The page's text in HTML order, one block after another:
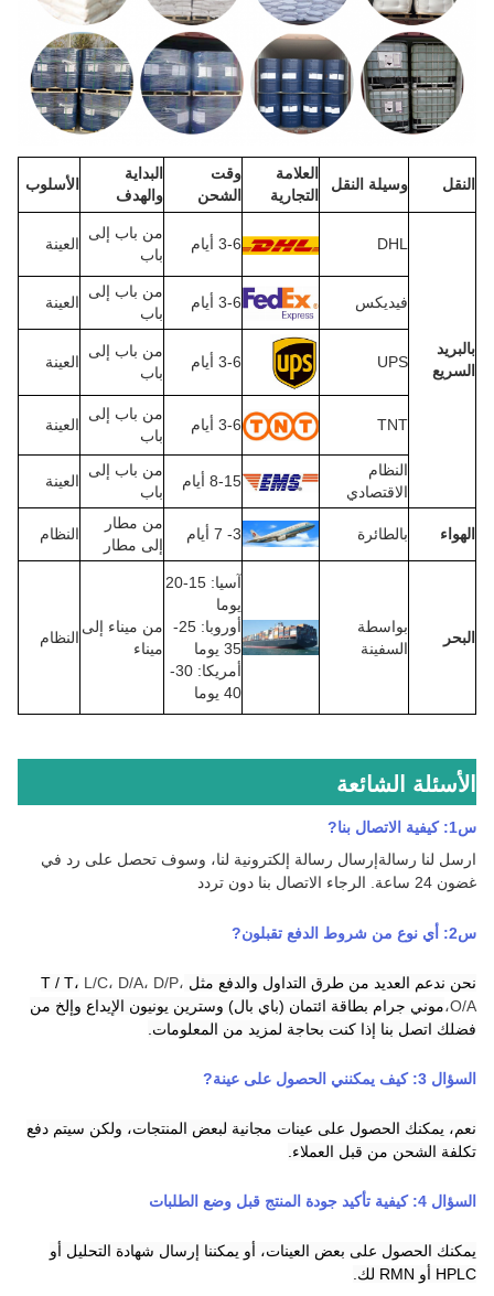
النقل وسيلة النقل
العلامة
التجارية
وقت
الشحن
البداية
والهدف
الأسلوب
بالبريد
السريع
DHL 3-6 أيام
من باب إلى
باب
العينة
فيديكس 3-6 أيام
من باب إلى
باب
العينة
UPS 3-6 أيام
من باب إلى
باب
العينة
TNT 3-6 أيام
من باب إلى
باب
العينة
النظام
الاقتصادي
8-15 أيام
من باب إلى
باب
العينة
الهواء بالطائرة 3- 7 أيام
من مطار
إلى مطار
النظام
البحر
بواسطة
السفينة
آسيا: 15-20
يوما
أوروبا: 25-
35 يوما
أمريكا: 30-
40 يوما
من ميناء إلى
ميناء
النظام
الأسئلة الشائعة
س1: كيفية الاتصال بنا
?
ارسل لنا رسالةإرسال رسالة إلكترونية لنا، وسوف تحصل على رد في
غضون 24 ساعة.
الرجاء الاتصال بنا دون تردد
س2: أي نوع من شروط الدفع تقبلون?
نحن ندعم العديد من طرق التداول والدفع مثل T / T، L/C، D/A، D/P،
O/A، موني جرام بطاقة ائتمان (باي بال) وسترين يونيون الإيداع و إلخ من
فضلك اتصل بنا إذا كنت بحاجة لمزيد من المعلومات.
السؤال 3: كيف يمكنني الحصول على عينة?
نعم، يمكنك الحصول على عينات مجانية لبعض المنتجات، ولكن سيتم دفع
تكلفة الشحن من قبل العملاء.
السؤال 4: كيفية تأكيد جودة المنتج قبل وضع الطلبات
يمكنك الحصول على بعض العينات، أو يمكننا إرسال شهادة التحليل أو
HPLC أو RMN لك.